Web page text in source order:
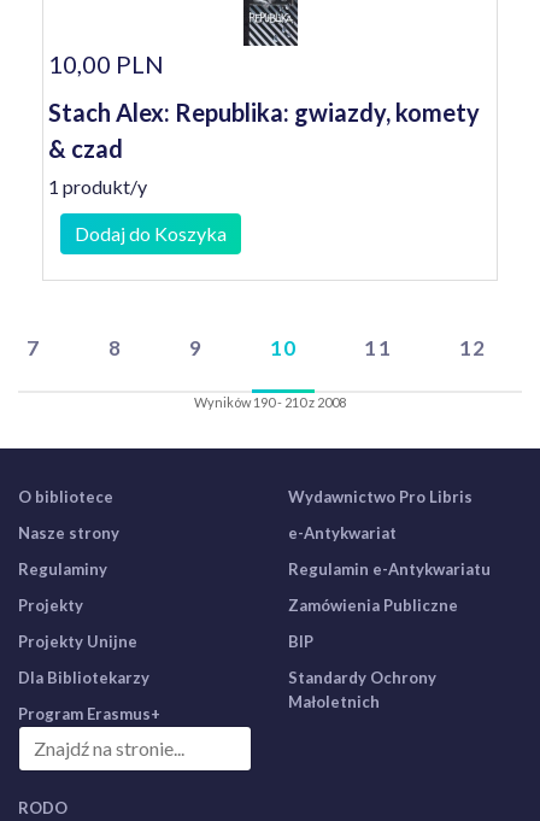
10,00 PLN
Stach Alex: Republika: gwiazdy, komety
& czad
1 produkt/y
Dodaj do Koszyka
7 8 9 10 11 12
Wyników 190 - 210 z 2008
O bibliotece
Nasze strony
Regulaminy
Projekty
Projekty Unijne
Dla Bibliotekarzy
Program Erasmus+
Wydawnictwo Pro Libris
e-Antykwariat
Regulamin e-Antykwariatu
Zamówienia Publiczne
BIP
Standardy Ochrony
Małoletnich
RODO